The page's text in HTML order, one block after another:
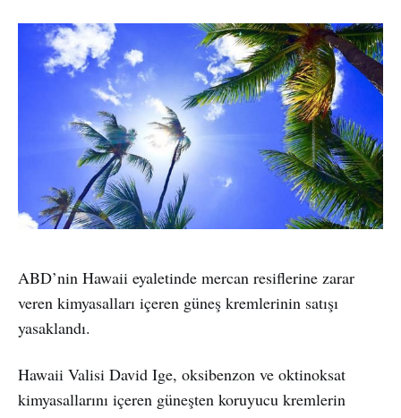
ABD’nin Hawaii eyaletinde mercan resiflerine zarar
veren kimyasalları içeren güneş kremlerinin satışı
yasaklandı.
Hawaii Valisi David Ige, oksibenzon ve oktinoksat
kimyasallarını içeren güneşten koruyucu kremlerin